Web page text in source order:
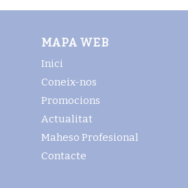
MAPA WEB
Inici
Coneix-nos
Promocions
Actualitat
Maheso Profesional
Contacte